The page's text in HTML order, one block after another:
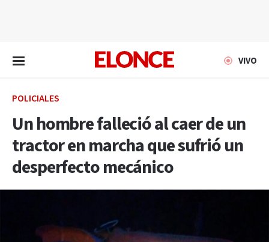
VIVO
POLICIALES
Un hombre falleció al caer de un
tractor en marcha que sufrió un
desperfecto mecánico